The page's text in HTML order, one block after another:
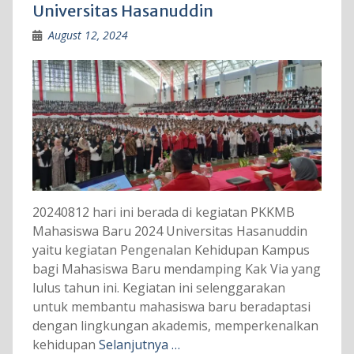
Universitas Hasanuddin
August 12, 2024
20240812 hari ini berada di kegiatan PKKMB
Mahasiswa Baru 2024 Universitas Hasanuddin
yaitu kegiatan Pengenalan Kehidupan Kampus
bagi Mahasiswa Baru mendamping Kak Via yang
lulus tahun ini. Kegiatan ini selenggarakan
untuk membantu mahasiswa baru beradaptasi
dengan lingkungan akademis, memperkenalkan
kehidupan Selanjutnya …